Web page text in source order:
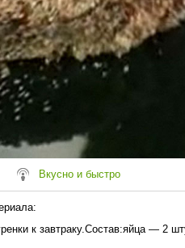
Вкусно и быстро
:
к завтраку.Состав:яйца — 2